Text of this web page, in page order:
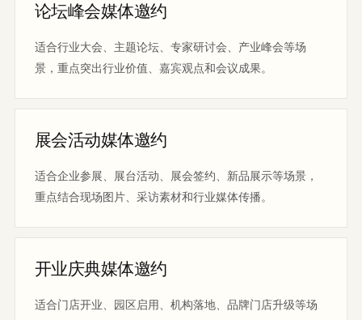
论坛峰会媒体邀约
适合行业大会、主题论坛、专家研讨会、产业峰会等场
景，重点突出行业价值、嘉宾观点和会议成果。
展会活动媒体邀约
适合企业参展、展台活动、展会签约、新品展示等场景，
重点结合现场图片、采访素材和行业媒体传播。
开业庆典媒体邀约
适合门店开业、园区启用、机构落地、品牌门店升级等场